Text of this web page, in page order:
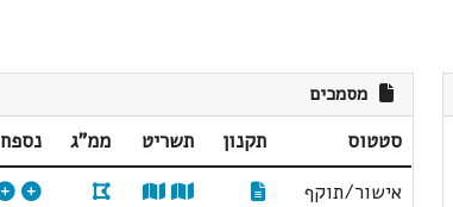
מסמכים
סטטוס תקנון תשריט ממ"ג
נספח
אישור/תוקף